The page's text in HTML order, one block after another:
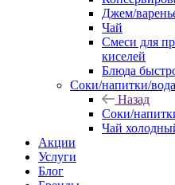
Джем/
Чай
Смеси для
киселей
Блюда
Соки/напитки/вода
Назад
Соки/
Чай
Акции
Услуги
Блог